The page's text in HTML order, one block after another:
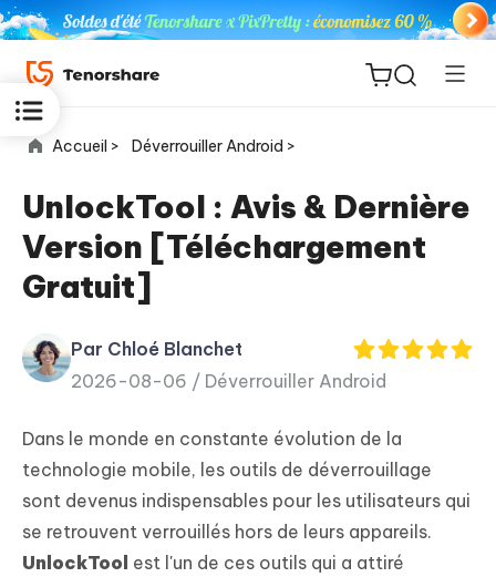
ReiBoot
for iOS
PDNob
PDF
New
iAnyGo
Accueil > Déverrouiller Android >
UnlockTool : Avis & Dernière
Version [Téléchargement
Gratuit]
Par Chloé Blanchet
2026-08-06 / Déverrouiller Android
Dans le monde en constante évolution de la
technologie mobile, les outils de déverrouillage
sont devenus indispensables pour les utilisateurs qui
se retrouvent verrouillés hors de leurs appareils.
UnlockTool est l'un de ces outils qui a attiré